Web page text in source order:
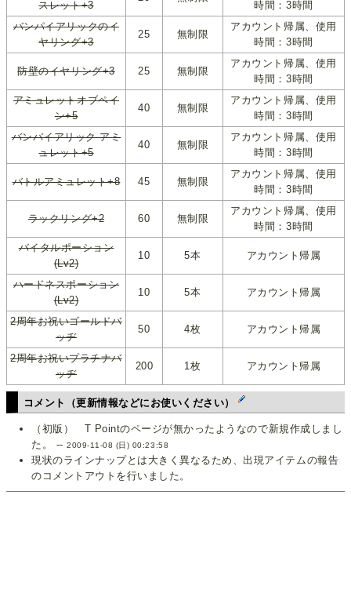
スレット+3
時間：3時間
バンパイアリックのイ
ヤリング+3
25 無制限
アカウント帰属、使用
時間：3時間
防壁のイヤリング+3 25 無制限
アカウント帰属、使用
時間：3時間
アミュレットオブペイ
ン+5
40 無制限
アカウント帰属、使用
時間：3時間
バンパイアリック アミ
ュレット+5
40 無制限
アカウント帰属、使用
時間：3時間
バトルアミュレット+8 45 無制限
アカウント帰属、使用
時間：3時間
ラックリング+2 60 無制限
アカウント帰属、使用
時間：3時間
バイタルポーション
(Lv2)
10 5本 アカウント帰属
ハードネスポーション
(Lv2)
10 5本 アカウント帰属
2周年お祝いゴールドバ
ッヂ
50 4枚 アカウント帰属
2周年お祝いプラチナバ
ッヂ
200 1枚 アカウント帰属
コメント（更新情報などにお使いください）
（初版） T Pointのページが無かったようなので新規作成しまし
た。 --2009-11-08 (日) 00:23:58
現状のラインナップとは大きく異なるため、出現アイテムの報告
のコメントアウトを行いました。